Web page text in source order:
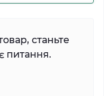
станьте
питання.